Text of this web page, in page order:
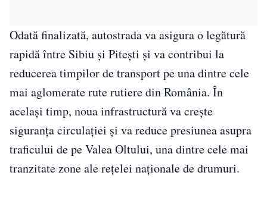
Odată finalizată, autostrada va asigura o legătură
rapidă între Sibiu și Pitești și va contribui la
reducerea timpilor de transport pe una dintre cele
mai aglomerate rute rutiere din România. În
același timp, noua infrastructură va crește
siguranța circulației și va reduce presiunea asupra
traficului de pe Valea Oltului, una dintre cele mai
tranzitate zone ale rețelei naționale de drumuri.